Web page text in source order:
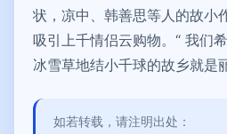
状，凉中、韩善思等人的故小
吸引上千情侣云购物。“ 我们
冰雪草地结小千球的故乡就是
如若转载，请注明出处：